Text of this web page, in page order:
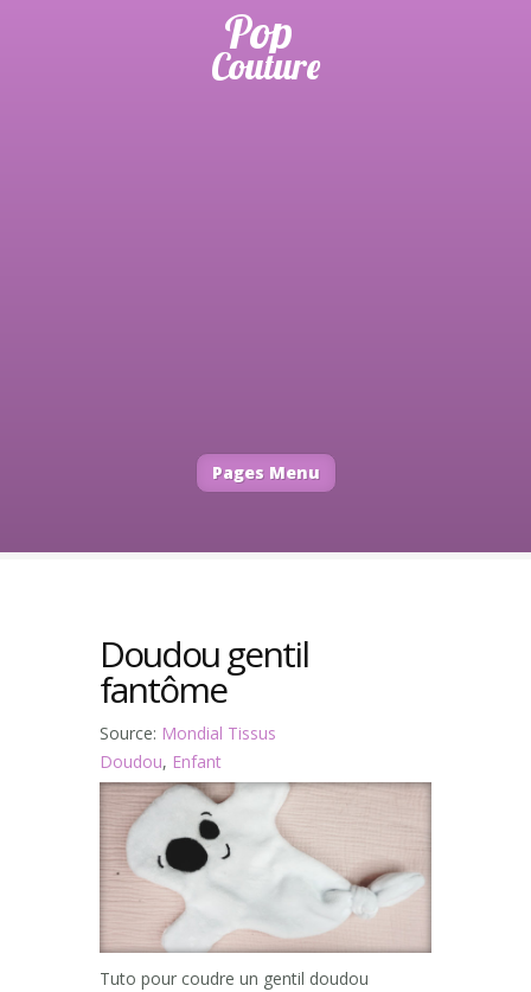
Pages Menu
Doudou gentil
fantôme
Source: Mondial Tissus
Doudou, Enfant
Tuto pour coudre un gentil doudou